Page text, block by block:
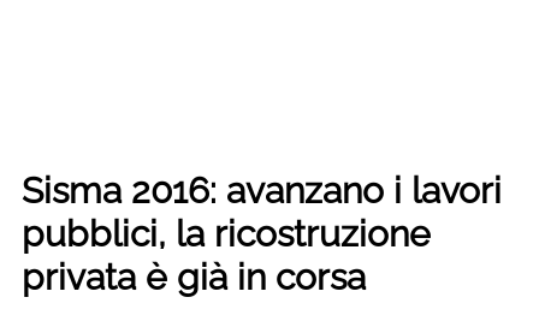
Sisma 2016: avanzano i lavori
pubblici, la ricostruzione
privata è già in corsa